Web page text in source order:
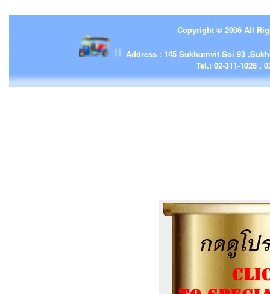
Copyright © 2006 All
| | |
Address : 145 Sukhumvit Soi 93
Tel.: 02-311-1028 ,